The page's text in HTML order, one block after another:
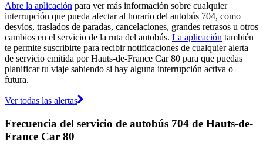
Abre la aplicación para ver más información sobre cualquier
interrupción que pueda afectar al horario del autobús 704, como
desvíos, traslados de paradas, cancelaciones, grandes retrasos u otros
cambios en el servicio de la ruta del autobús. La aplicación también
te permite suscribirte para recibir notificaciones de cualquier alerta
de servicio emitida por Hauts-de-France Car 80 para que puedas
planificar tu viaje sabiendo si hay alguna interrupción activa o
futura.
Ver todas las alertas
Frecuencia del servicio de autobús 704 de Hauts-de-
France Car 80